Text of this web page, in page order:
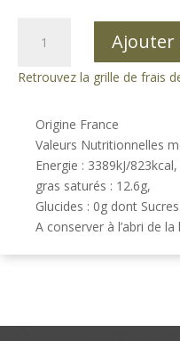
Bouteille
verre
Ajouter
Retrouvez la grille de frais
Origine France
Valeurs Nutritionnelles
Energie : 3389kJ/
gras saturés : 12.6g,
Glucides : 0g dont
A conserver à l’abri de